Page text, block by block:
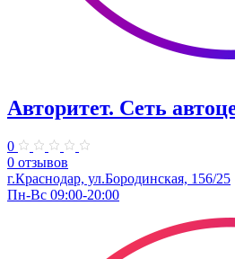
Авторитет. ​Сеть
0
0 отзывов
г.Краснодар, ул.Бородинская, 156/25
Пн-Вс 09:00-20:00